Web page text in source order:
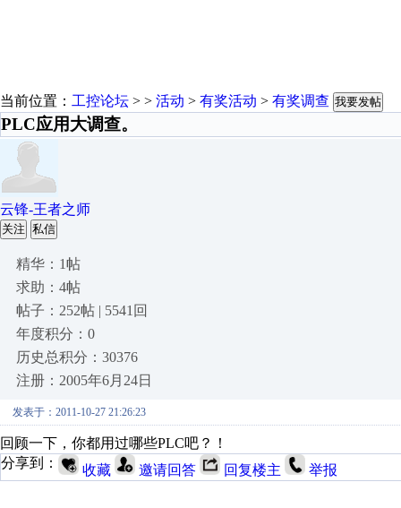
当前位置： 工控论坛 > > 活动 > 有奖活动 > 有奖调查 我要发帖
PLC应用大调查。
云锋-王者之师
关注 私信
精华：1帖
求助：4帖
帖子：252帖 | 5541回
年度积分：0
历史总积分：30376
注册：2005年6月24日
发表于：2011-10-27 21:26:23
回顾一下，你都用过哪些PLC吧？！
分享到：
收藏 邀请回答 回复楼主 举报